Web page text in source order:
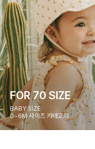
FOR 70 SIZE
BABY SIZE
0~6M 사이즈 카테고리